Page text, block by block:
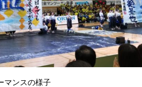
マンスの様子